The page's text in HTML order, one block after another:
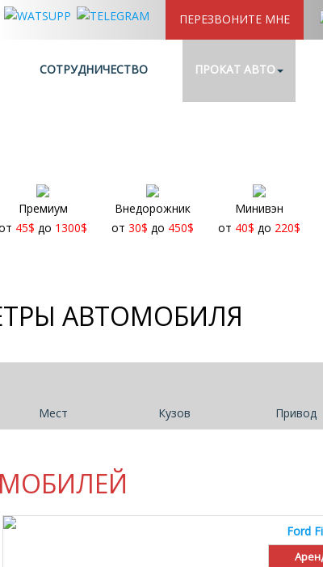
ПЕРЕЗВОНИТЕ МНЕ
СОТРУДНИЧЕСТВО ПРОКАТ АВТО
Премиум
45$ до 1300$
Внедорожник
от 30$ до 450$
Минивэн
от 40$ до 220$
АВТОМОБИЛЯ
Мест Кузов Привод
Ford